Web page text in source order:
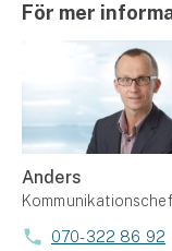
För mer
Anders
Kommunikationschef
070-322 86 92